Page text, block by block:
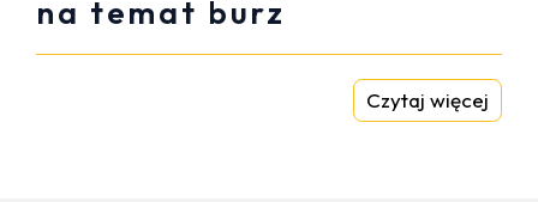
na temat burz
Czytaj więcej